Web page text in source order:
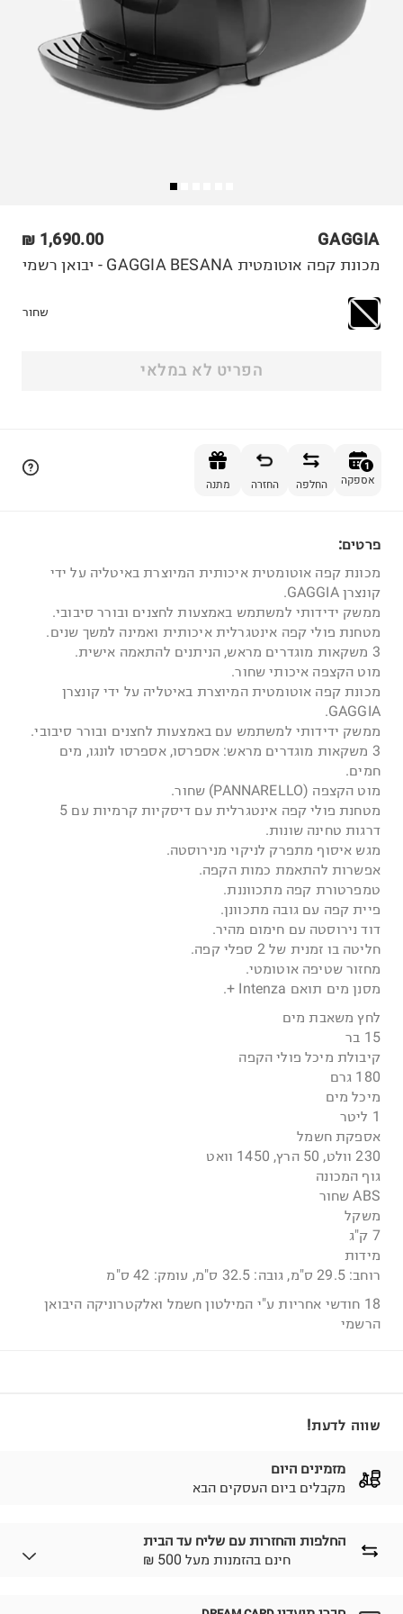
GAGGIA
1,690.00 ₪
מכונת קפה אוטומטית GAGGIA BESANA - יבואן רשמי
שחור
הפריט לא במלאי
1
אספקה החלפה החזרה מתנה
פרטים:
מכונת קפה אוטומטית איכותית המיוצרת באיטליה על ידי
קונצרן GAGGIA.
ממשק ידידותי למשתמש באמצעות לחצנים ובורר סיבובי.
מטחנת פולי קפה אינטגרלית איכותית ואמינה למשך שנים.
3 משקאות מוגדרים מראש, הניתנים להתאמה אישית.
מוט הקצפה איכותי שחור.
מכונת קפה אוטומטית המיוצרת באיטליה על ידי קונצרן
GAGGIA.
ממשק ידידותי למשתמש עם באמצעות לחצנים ובורר סיבובי.
3 משקאות מוגדרים מראש: אספרסו, אספרסו לונגו, מים
חמים.
מוט הקצפה (PANNARELLO) שחור.
מטחנת פולי קפה אינטגרלית עם דיסקיות קרמיות עם 5
דרגות טחינה שונות.
מגש איסוף מתפרק לניקוי מנירוסטה.
אפשרות להתאמת כמות הקפה.
טמפרטורת קפה מתכווננת.
פיית קפה עם גובה מתכוונן.
דוד נירוסטה עם חימום מהיר.
חליטה בו זמנית של 2 ספלי קפה.
מחזור שטיפה אוטומטי.
מסנן מים תואם Intenza +.
לחץ משאבת מים
15 בר
קיבולת מיכל פולי הקפה
180 גרם
מיכל מים
1 ליטר
אספקת חשמל
230 וולט, 50 הרץ, 1450 וואט
גוף המכונה
ABS שחור
משקל
7 ק"ג
מידות
רוחב: 29.5 ס"מ, גובה: 32.5 ס"מ, עומק: 42 ס"מ
18 חודשי אחריות ע"י המילטון חשמל ואלקטרוניקה היבואן
הרשמי
שווה לדעת!
מזמינים היום
מקבלים ביום העסקים הבא
החלפות והחזרות עם שליח עד הבית
₪ חינם בהזמנות מעל 500